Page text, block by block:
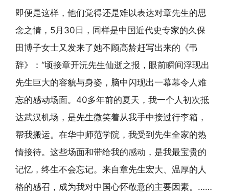
即便是这样，他们觉得还是难以表达对章先生的思
念之情，5月30日，同样是中国近代史专家的久保
田博子女士又发来了她不顾高龄赶写出来的《弔
辞》：“顷接章开沅先生仙逝之报，眼前瞬间浮现出
先生巨大的容貌与身姿，脑中闪现出一幕幕令人难
忘的感动场面。40多年前的夏天，我一个人初次抵
达武汉机场，是先生微笑着从我手中接过行李箱，
帮我搬运。在华中师范学院，我受到先生全家的热
情接待。这些场面和带给我的感动，是我最宝贵的
记忆，终生不会忘记。来自章先生宏大、温厚的人
格的感召，成为我对中国心怀敬意的主要因素。……